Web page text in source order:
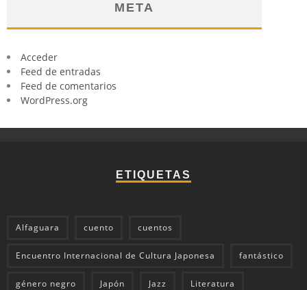
META
Acceder
Feed de entradas
Feed de comentarios
WordPress.org
ETIQUETAS
Alfaguara cuento cuentos
Encuentro Internacional de Cultura Japonesa fantástico
género negro Japón Jazz Literatura